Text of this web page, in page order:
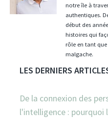
notre île à
authentiques.
début des
histoires qui
rôle en tant
malgache.
LES DERNIERS
De la connexion des
l'intelligence : pourquoi